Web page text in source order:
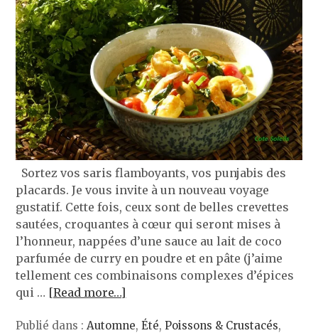
Sortez vos saris flamboyants, vos punjabis des
placards. Je vous invite à un nouveau voyage
gustatif. Cette fois, ceux sont de belles crevettes
sautées, croquantes à cœur qui seront mises à
l’honneur, nappées d’une sauce au lait de coco
parfumée de curry en poudre et en pâte (j’aime
tellement ces combinaisons complexes d’épices
qui … [Read more…]
Publié dans : Automne,Été,Poissons & Crustacés,